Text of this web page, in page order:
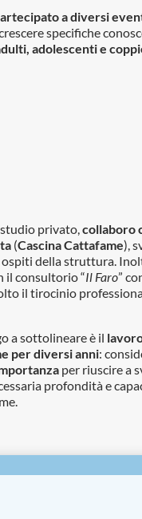
a diversi
specifiche
adolescenti e
privato,collaboro
(Cascina Cattafame),
della struttura.
il consultorio “Il Faro”
il tirocinio
a sottolineare è il
per diversi anni:
per riuscire a
profondità e